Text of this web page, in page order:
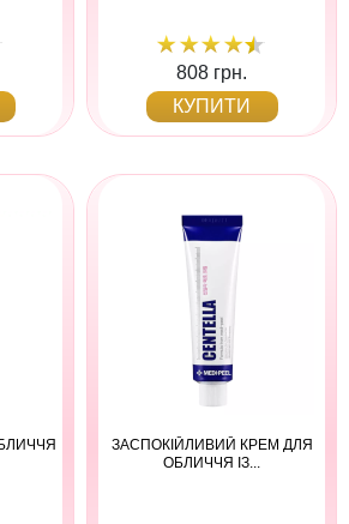
808 грн.
КУПИТИ
ЗАСПОКІЙЛИВИЙ КРЕМ ДЛЯ
ОБЛИЧЧЯ ІЗ...